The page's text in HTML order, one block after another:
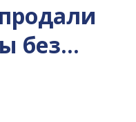
без…